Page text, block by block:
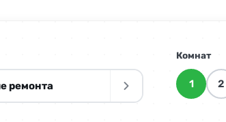
от 1 500 руб
500 руб/шт.
ремонта
Комнат
1 2